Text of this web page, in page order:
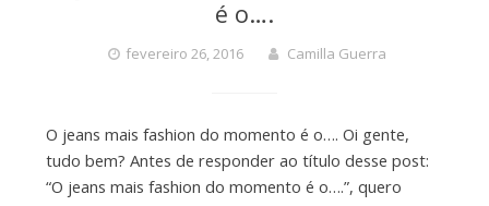
é o….
fevereiro 26, 2016 Camilla Guerra
O jeans mais fashion do momento é o…. Oi gente,
tudo bem? Antes de responder ao título desse post:
“O jeans mais fashion do momento é o….”, quero